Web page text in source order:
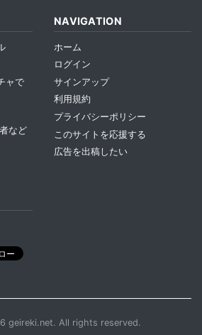
ャで
など
NAVIGATION
ホーム
ログイン
サインアップ
利用規約
プライバシーポリシー
このサイトを応援する
広告を出稿したい
geireki.net. All rights reserved.